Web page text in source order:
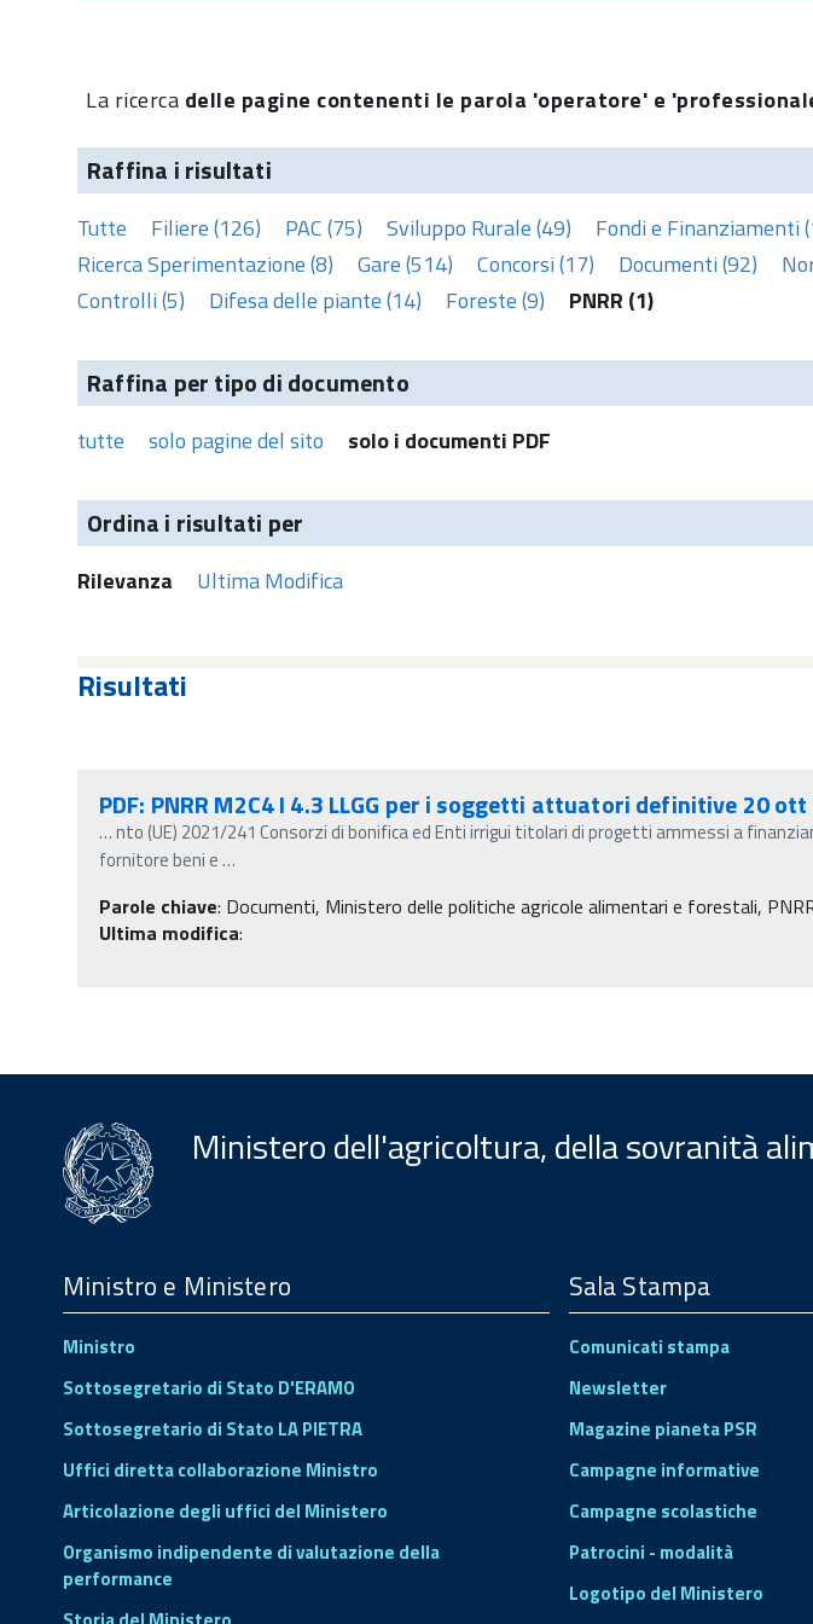
La ricerca delle pagine contenenti le parola 'operatore' e
Raffina i risultati
Tutte Filiere (126) PAC (75) Sviluppo Rurale (49) Fondi e Finanziamenti
Ricerca Sperimentazione (8)
Gare (514) Concorsi (17) Documenti (92)
Controlli (5)
Difesa delle piante (14) Foreste (9) PNRR (1)
Raffina per tipo di documento
tutte solo pagine del sito solo i documenti PDF
Ordina i risultati per
Rilevanza Ultima Modifica
Risultati
PDF: PNRR M2C4 I 4.3 LLGG per i soggetti attuatori definitive 20
…nto (UE) 2021/241 Consorzi di bonifica ed Enti irrigui titolari di progetti ammessi a
fornitore beni e…
Parole chiave: Documenti, Ministero delle politiche agricole alimentari e forestali,
Ultima modifica:
Ministero dell'agricoltura, della sovranità
Menu
Footer
Ministro e Ministero
Ministro
Sottosegretario di Stato D'ERAMO
Sottosegretario di Stato LA PIETRA
Uffici diretta collaborazione Ministro
Articolazione degli uffici del Ministero
Organismo indipendente di valutazione della
performance
Sala Stampa
Comunicati stampa
Newsletter
Magazine pianeta PSR
Campagne informative
Campagne scolastiche
Patrocini - modalità
Logotipo del Ministero